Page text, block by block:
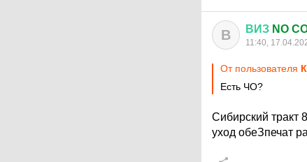
В ВИЗ NO
11:40,
От пользователя
Есть ЧО?
Сибирский тракт
уход обеЗпечат